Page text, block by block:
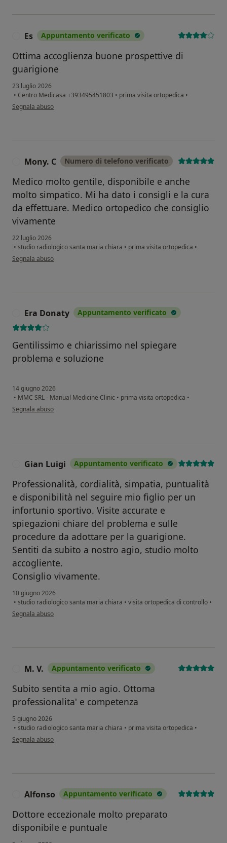
Es Appuntamento verificato
Ottima accoglienza buone prospettive di
guarigione
23 luglio 2026
• Centro Medicasa +393495451803 • prima visita ortopedica •
secondo l'opinione dell'utente Es
Segnala abuso
Mony. C Numero di telefono verificato
Medico molto gentile, disponibile e anche
molto simpatico. Mi ha dato i consigli e la cura
da effettuare. Medico ortopedico che consiglio
vivamente
22 luglio 2026
• studio radiologico santa maria chiara • prima visita ortopedica •
secondo l'opinione dell'utente Mony. C
Segnala abuso
Era Donaty Appuntamento verificato
Gentilissimo e chiarissimo nel spiegare
problema e soluzione
14 giugno 2026
• MMC SRL - Manual Medicine Clinic • prima visita ortopedica •
secondo l'opinione dell'utente Era Donaty
Segnala abuso
Gian Luigi Appuntamento verificato
Professionalità, cordialità, simpatia, puntualità
e disponibilità nel seguire mio figlio per un
infortunio sportivo. Visite accurate e
spiegazioni chiare del problema e sulle
procedure da adottare per la guarigione.
Sentiti da subito a nostro agio, studio molto
accogliente.
Consiglio vivamente.
10 giugno 2026
• studio radiologico santa maria chiara • visita ortopedica di controllo •
secondo l'opinione dell'utente Gian Luigi
Segnala abuso
M. V. Appuntamento verificato
Subito sentita a mio agio. Ottoma
professionalita' e competenza
5 giugno 2026
• studio radiologico santa maria chiara • prima visita ortopedica •
secondo l'opinione dell'utente M. V.
Segnala abuso
Alfonso Appuntamento verificato
Dottore eccezionale molto preparato
disponibile e puntuale